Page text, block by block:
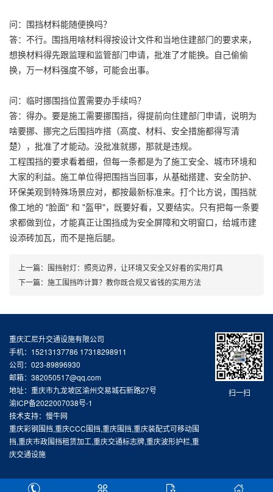
问：围挡材料能随便换吗？
答：不行。围挡用啥材料得按设计文件和当地住建部门的要求来，
想换材料得先跟监理和监管部门申请，批准了才能换。自己偷偷
换，万一材料强度不够，可能会出事。
问：临时挪围挡位置需要办手续吗？
答：得办。要是施工需要挪围挡，得提前向住建部门申请，说明为
啥要挪、挪完之后围挡咋搭（高度、材料、安全措施都得写清
楚），批准了才能动。没批准就挪，那就是违规。
工程围挡的要求看着细，但每一条都是为了施工安全、城市环境和
大家的利益。施工单位得把围挡当回事，从基础搭建、安全防护、
环保美观到特殊场景应对，都按最新标准来。打个比方说，围挡就
像工地的 "脸面" 和 "盔甲"，既要好看，又要结实。只有把每一条要
求都做到位，才能真正让围挡成为安全屏障和文明窗口，给城市建
设添砖加瓦，而不是拖后腿。
上一篇： 围挡射灯：照亮边界，让环境又安全又好看的实用灯具
下一篇： 施工围挡咋计算？教你既合规又省钱的实用方法
扫一扫
重庆汇尼升交通设施有限公司
手机：15213137786 17318298911
公司：023-89896930
邮箱：382050517@qq.com
地址：重庆市九龙坡区渝州交易城石新路27号
渝ICP备2022007038号-1
技术支持：慢牛网
重庆彩钢围挡,重庆CCC围挡,重庆围挡,重庆装配式可移动围
挡,重庆市政围挡租赁加工,重庆交通标志牌,重庆波形护栏,重
庆交通设施